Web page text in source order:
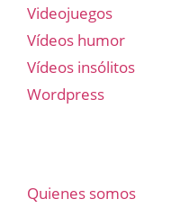
Videojuegos
Vídeos humor
Vídeos insólitos
Wordpress
Quienes somos